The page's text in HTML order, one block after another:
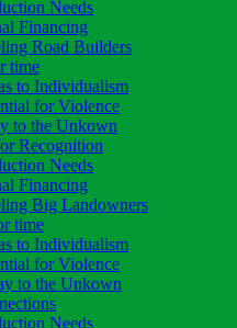
Needs
Financing
Road Builders
time
to Individualism
for Violence
to the Unkown
Recognition
Needs
Financing
Big Landowners
time
to Individualism
for Violence
to the Unkown
Needs